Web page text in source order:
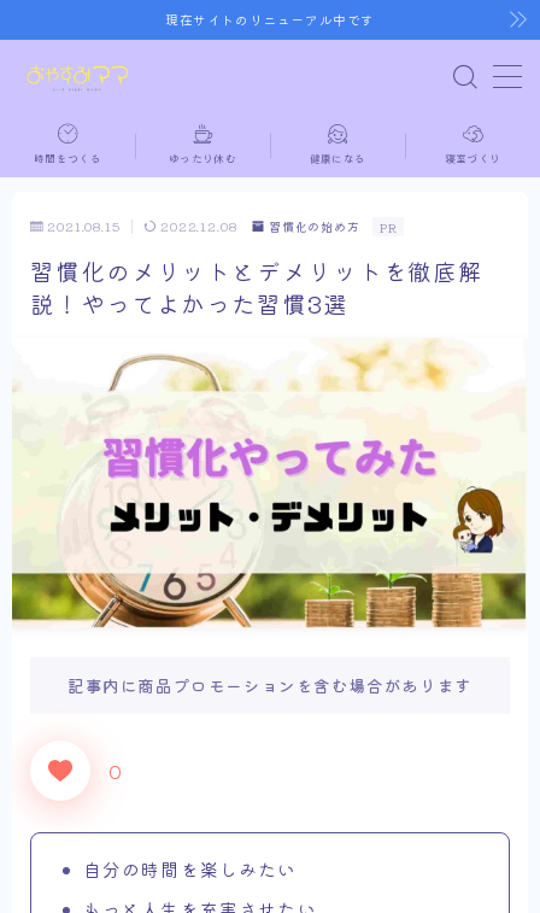
現在サイトのリニューアル中です
MENU
ホーム
時間をつくる
ゆったり休む
健康になる
寝室づくり
時間をつくる ゆったり休む 健康になる 寝室づくり
2021.08.15 2022.12.08 習慣化の始め方 PR
習慣化のメリットとデメリットを徹底解
説！やってよかった習慣3選
記事内に商品プロモーションを含む場合があります
0
自分の時間を楽しみたい